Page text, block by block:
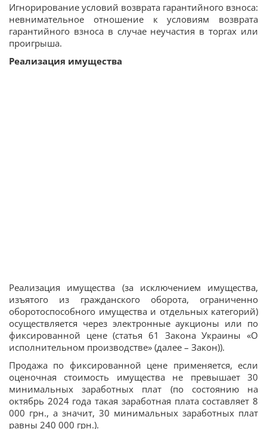
Игнорирование условий возврата гарантийного взноса:
невнимательное отношение к условиям возврата
гарантийного взноса в случае неучастия в торгах или
проигрыша.
Реализация имущества
Реализация имущества (за исключением имущества,
изъятого из гражданского оборота, ограниченно
оборотоспособного имущества и отдельных категорий)
осуществляется через электронные аукционы или по
фиксированной цене (статья 61 Закона Украины «О
исполнительном производстве» (далее – Закон)).
Продажа по фиксированной цене применяется, если
оценочная стоимость имущества не превышает 30
минимальных заработных плат (по состоянию на
октябрь 2024 года такая заработная плата составляет 8
000 грн., а значит, 30 минимальных заработных плат
равны 240 000 грн.).